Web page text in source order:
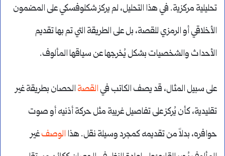
تحليلية مركزية. في هذا التحليل، لم يركز شكلوفسكي على المضمون
الأخلاقي أو الرمزي للقصة، بل على الطريقة التي تم بها تقديم
الأحداث والشخصيات بشكل يُخرجها عن سياقها المألوف.
على سبيل المثال، قد يصف الكاتب في القصة الحصان بطريقة غير
تقليدية، كأن يُركز على تفاصيل غريبة مثل حركة أذنيه أو صوت
حوافره، بدلاً من تقديمه كمجرد وسيلة نقل. هذا الوصفغير